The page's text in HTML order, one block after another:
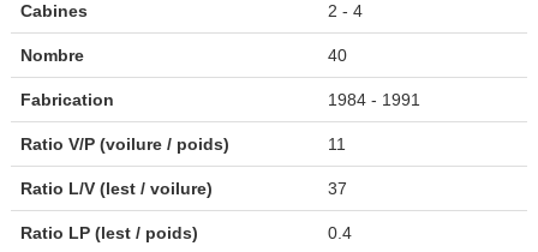
Cabines 2 - 4
Nombre 40
Fabrication 1984 - 1991
Ratio V/P (voilure / poids) 11
Ratio L/V (lest / voilure) 37
Ratio LP (lest / poids) 0.4